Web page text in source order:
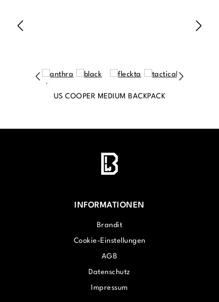
US COOPER MEDIUM BACKPACK
INFORMATIONEN
Brandit
Cookie-Einstellungen
AGB
Datenschutz
Impressum